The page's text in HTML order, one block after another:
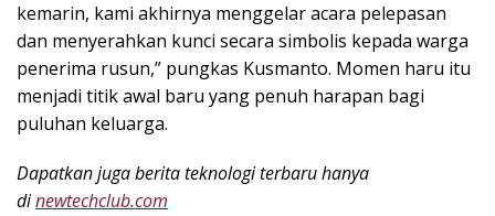
kemarin, kami akhirnya menggelar acara pelepasan
dan menyerahkan kunci secara simbolis kepada warga
penerima rusun,” pungkas Kusmanto. Momen haru itu
menjadi titik awal baru yang penuh harapan bagi
puluhan keluarga.
Dapatkan juga berita teknologi terbaru hanya
dinewtechclub.com